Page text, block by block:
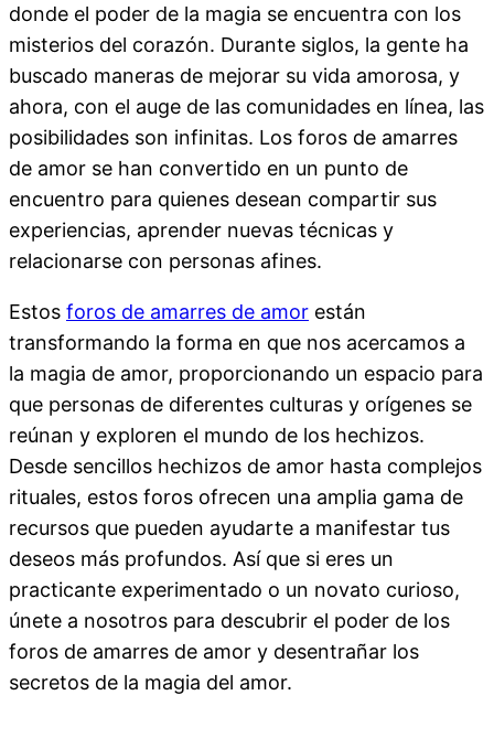
donde el poder de la magia se encuentra con los
misterios del corazón. Durante siglos, la gente ha
buscado maneras de mejorar su vida amorosa, y
ahora, con el auge de las comunidades en línea, las
posibilidades son infinitas. Los foros de amarres
de amor se han convertido en un punto de
encuentro para quienes desean compartir sus
experiencias, aprender nuevas técnicas y
relacionarse con personas afines.
Estos foros de amarres de amor están
transformando la forma en que nos acercamos a
la magia de amor, proporcionando un espacio para
que personas de diferentes culturas y orígenes se
reúnan y exploren el mundo de los hechizos.
Desde sencillos hechizos de amor hasta complejos
rituales, estos foros ofrecen una amplia gama de
recursos que pueden ayudarte a manifestar tus
deseos más profundos. Así que si eres un
practicante experimentado o un novato curioso,
únete a nosotros para descubrir el poder de los
foros de amarres de amor y desentrañar los
secretos de la magia del amor.